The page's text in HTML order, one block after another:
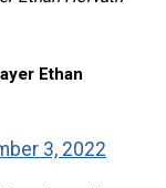
Ethan
3, 2022